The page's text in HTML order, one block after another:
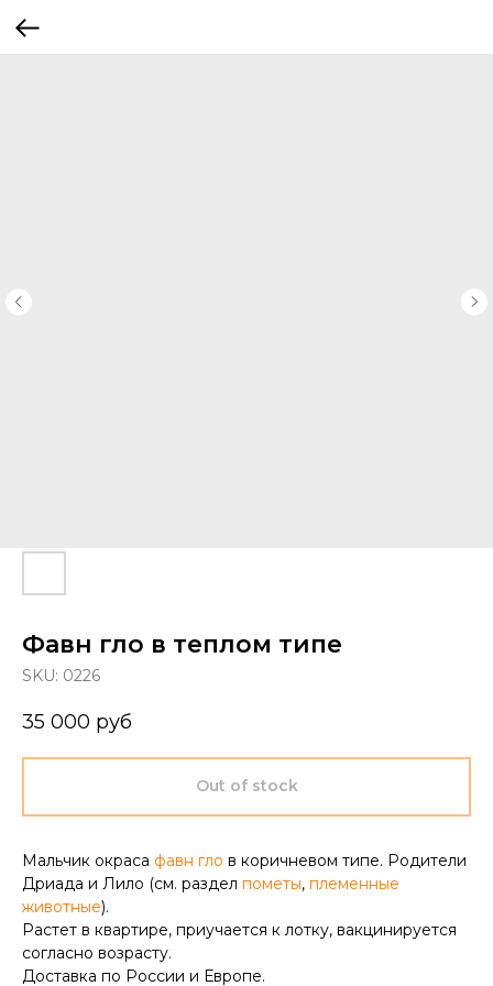
Фавн гло в теплом типе
SKU: 0226
35 000 руб
Out of stock
Мальчик окраса фавн гло в коричневом типе. Родители
Дриада и Лило (см. раздел пометы, племенные
животные).
Растет в квартире, приучается к лотку, вакцинируется
согласно возрасту.
Доставка по России и Европе.